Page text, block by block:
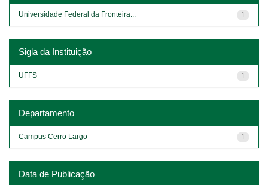
1
Universidade Federal da Fronteira...
Sigla da Instituição
1
UFFS
Departamento
1
Campus Cerro Largo
Data de Publicação